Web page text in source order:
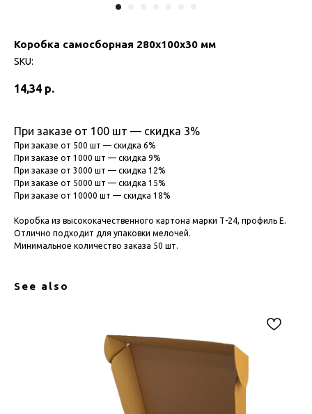
Коробка самосборная 280х100х30 мм
SKU:
14,34 р.
При заказе от 100 шт — скидка 3%
При заказе от 500 шт — скидка 6%
При заказе от 1000 шт — скидка 9%
При заказе от 3000 шт — скидка 12%
При заказе от 5000 шт — скидка 15%
При заказе от 10000 шт — скидка 18%
Коробка из высококачественного картона марки Т-24, профиль Е.
Отлично подходит для упаковки мелочей.
Минимальное количество заказа 50 шт.
See also